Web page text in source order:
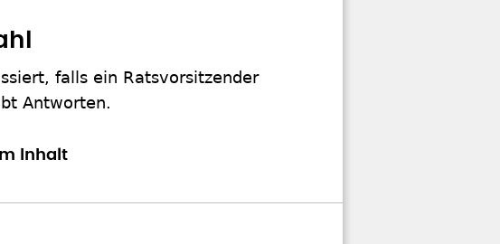
falls ein Ratsvorsitzender
Antworten.
Inhalt